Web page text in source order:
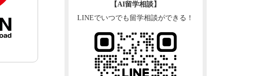
【AI留学相談】
LINEでいつでも留学相談ができる！